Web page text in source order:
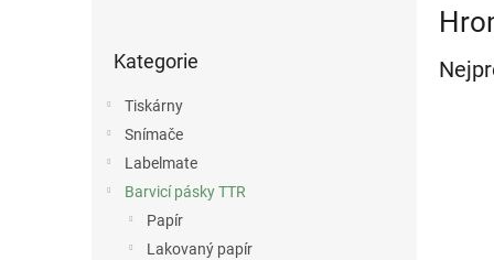
kategorie
Kategorie
Tiskárny
Snímače
Labelmate
Barvicí pásky TTR
Papír
Lakovaný papír